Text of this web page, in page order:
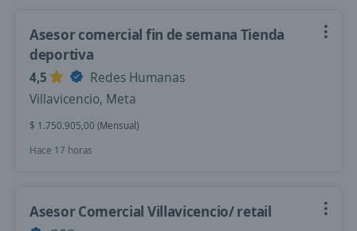
Asesor comercial fin de semana Tienda
deportiva
4,5
Redes Humanas
Villavicencio, Meta
$ 1.750.905,00 (Mensual)
Hace 17 horas
Asesor Comercial Villavicencio/ retail